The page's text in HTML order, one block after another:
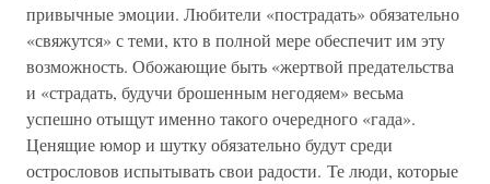
привычные эмоции. Любители «пострадать» обязательно
«свяжутся» с теми, кто в полной мере обеспечит им эту
возможность. Обожающие быть «жертвой предательства
и «страдать, будучи брошенным негодяем» весьма
успешно отыщут именно такого очередного «гада».
Ценящие юмор и шутку обязательно будут среди
острословов испытывать свои радости. Те люди, которые